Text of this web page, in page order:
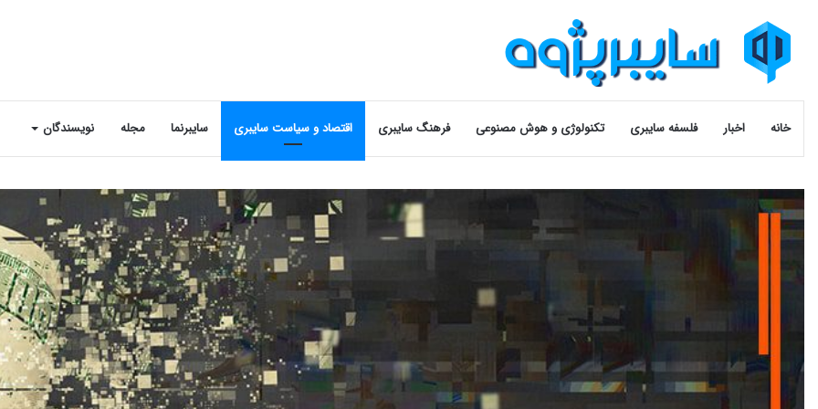
خانه اخبار فلسفه سایبری تکنولوژی و هوش مصنوعی فرهنگ سایبری اقتصاد و سیاست سایبری سایبرنما مجله نویسندگان